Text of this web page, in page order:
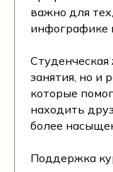
важно для
инфографике
занятия, но и
которые
находить
более
Поддержка